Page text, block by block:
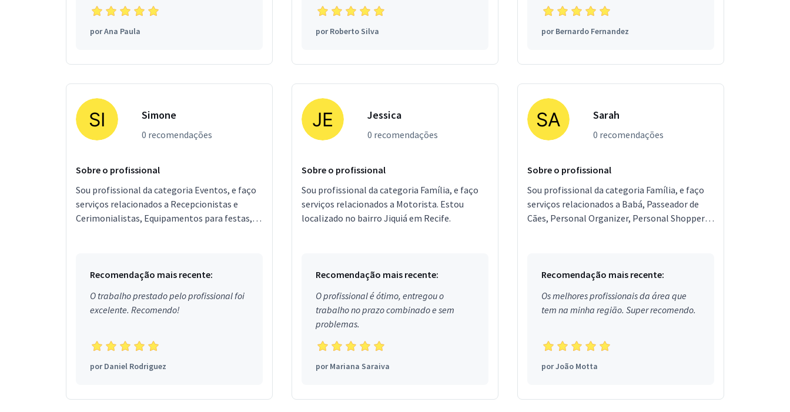
Obrigada!
porAna Paula porRoberto Silva porBernardo Fernandez
Simone
0 recomendações
Sobre o profissional
Sou profissional da categoria Eventos, e faço
serviços relacionados a Recepcionistas e
Cerimonialistas, Equipamentos para festas,
Recomendação mais recente:
O trabalho prestado pelo profissional foi
excelente. Recomendo!
porDaniel Rodriguez
Jessica
0 recomendações
Sobre o profissional
Sou profissional da categoria Família, e faço
serviços relacionados a Motorista. Estou
localizado no bairro Jiquiá em Recife.
Recomendação mais recente:
O profissional é ótimo, entregou o
trabalho no prazo combinado e sem
problemas.
porMariana Saraiva
Sarah
0 recomendações
Sobre o profissional
Sou profissional da categoria Família, e faço
serviços relacionados a Babá, Passeador de
Cães, Personal Organizer, Personal Shopper,
Recomendação mais recente:
Os melhores profissionais da área que
tem na minha região. Super recomendo.
porJoão Motta